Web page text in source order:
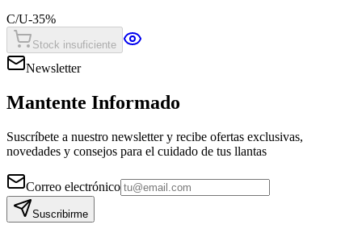
C/U-35%
Stock insuficiente
Newsletter
Mantente Informado
Suscríbete a nuestro newsletter y recibe ofertas exclusivas,
novedades y consejos para el cuidado de tus llantas
Correo electrónico
Suscribirme